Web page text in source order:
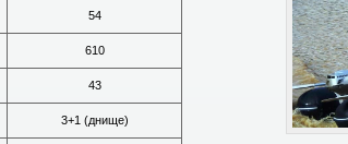
54
610
43
3+1 (днище)